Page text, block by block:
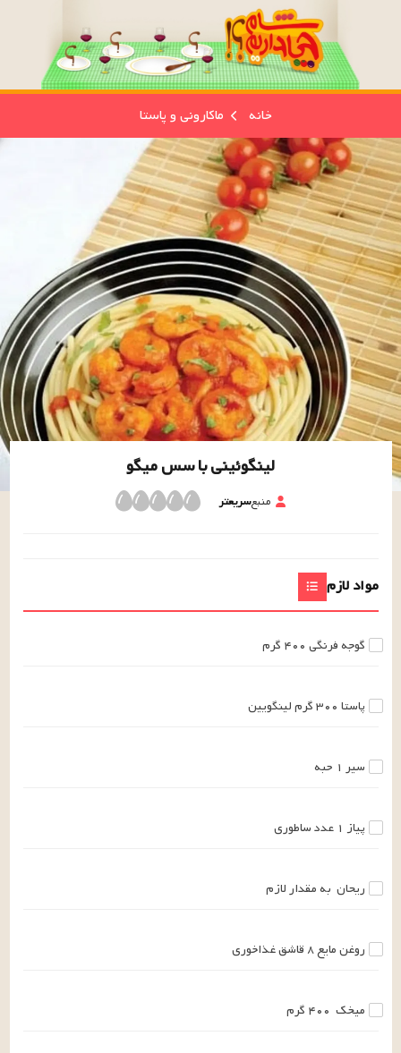
خانه ماکارونی و پاستا
لینگوئینی با سس میگو
منبعسریعتر
مواد لازم
گوجه فرنگی ۴۰۰ گرم
پاستا ۳۰۰گرملینگویین
سیر ۱ حبه
پیاز ۱ عددساطوری
ریحان به مقدار لازم
روغن مایع ۸ قاشق غذاخوری
میخک ۴۰۰ گرم